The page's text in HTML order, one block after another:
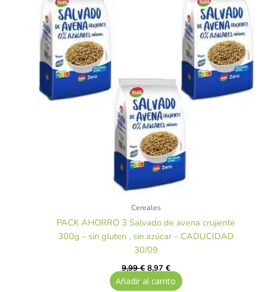
Cereales
PACK AHORRO 3 Salvado de avena crujiente
300g – sin gluten , sin azúcar – CADUCIDAD
30/09
9,99€ 8,97 €
8,97 €.
Añadir al carrito